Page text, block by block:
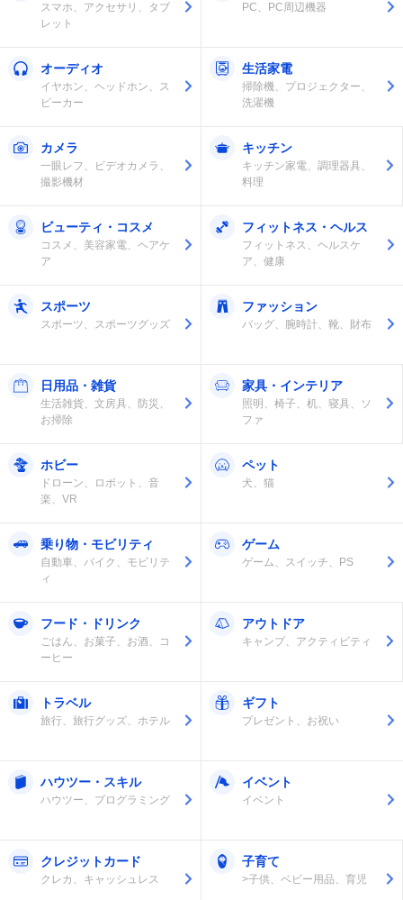
スマホ、アクセサリ、タブ
レット
PC、PC周辺機器
オーディオ
イヤホン、ヘッドホン、ス
ピーカー
生活家電
掃除機、プロジェクター、
洗濯機
カメラ
一眼レフ、ビデオカメラ、
撮影機材
キッチン
キッチン家電、調理器具、
料理
ビューティ・コスメ
コスメ、美容家電、ヘアケ
ア
フィットネス・ヘルス
フィットネス、ヘルスケ
ア、健康
スポーツ
スポーツ、スポーツグッズ
ファッション
バッグ、腕時計、靴、財布
日用品・雑貨
生活雑貨、文房具、防災、
お掃除
家具・インテリア
照明、椅子、机、寝具、ソ
ファ
ホビー
ドローン、ロボット、音
楽、VR
ペット
犬、猫
乗り物・モビリティ
自動車、バイク、モビリテ
ィ
ゲーム
ゲーム、スイッチ、PS
フード・ドリンク
ごはん、お菓子、お酒、コ
ーヒー
アウトドア
キャンプ、アクティビティ
トラベル
旅行、旅行グッズ、ホテル
ギフト
プレゼント、お祝い
ハウツー・スキル
ハウツー、プログラミング
イベント
イベント
クレジットカード
クレカ、キャッシュレス
子育て
>子供、ベビー用品、育児